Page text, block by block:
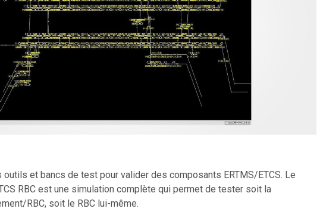
outils et bancs de test pour valider des composants ERTMS/ETCS. Le
RBC est une simulation complète qui permet de tester soit la
RBC, soit le RBC lui-même.